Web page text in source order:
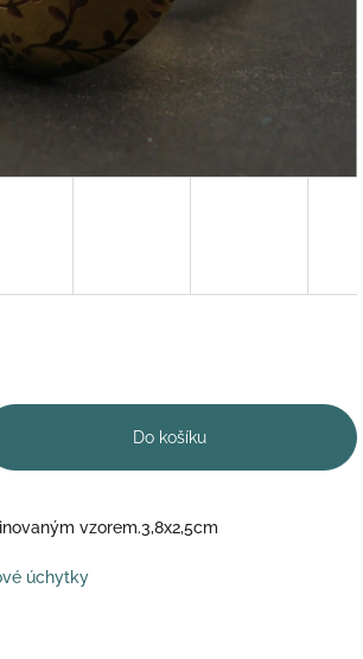
Do košíku
vzorem.3,8x2,5cm
úchytky